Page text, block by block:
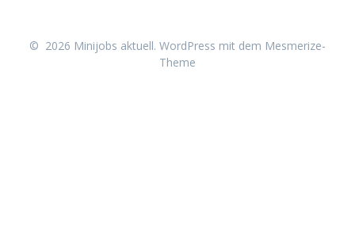
© 2026 Minijobs aktuell. WordPress mit dem Mesmerize-
Theme